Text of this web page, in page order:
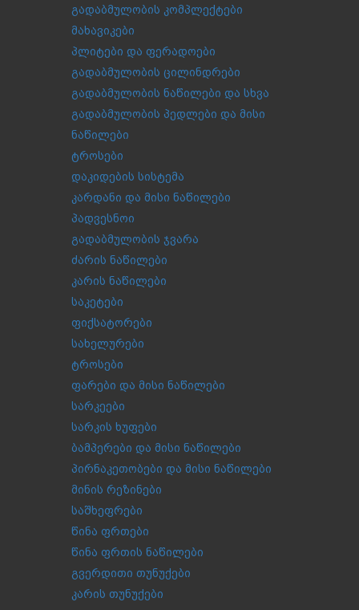
გადაბმულობის კომპლექტები
მახავიკები
პლიტები და ფერადოები
გადაბმულობის ცილინდრები
გადაბმულობის ნაწილები და სხვა
გადაბმულობის პედლები და მისი
ნაწილები
ტროსები
დაკიდების სისტემა
კარდანი და მისი ნაწილები
პადვესნოი
გადაბმულობის ჯვარა
ძარის ნაწილები
კარის ნაწილები
საკეტები
ფიქსატორები
სახელურები
ტროსები
ფარები და მისი ნაწილები
სარკეები
სარკის ხუფები
ბამპერები და მისი ნაწილები
პირნაკეთობები და მისი ნაწილები
მინის რეზინები
საშხეფრები
წინა ფრთები
წინა ფრთის ნაწილები
გვერდითი თუნუქები
კარის თუნუქები